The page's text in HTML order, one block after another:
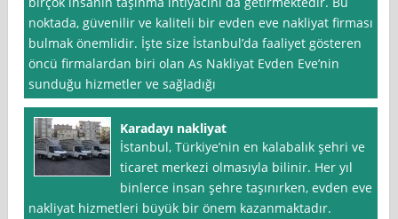
noktada, güvenilir ve kaliteli bir evden eve nakliyat firması
bulmak önemlidir. İşte size İstanbul’da faaliyet gösteren
öncü firmalardan biri olan As Nakliyat Evden Eve’nin
sunduğu hizmetler ve sağladığı
Karadayı nakliyat
İstanbul, Türkiye’nin en kalabalık şehri ve
ticaret merkezi olmasıyla bilinir. Her yıl
binlerce insan şehre taşınırken, evden eve
nakliyat hizmetleri büyük bir önem kazanmaktadır.